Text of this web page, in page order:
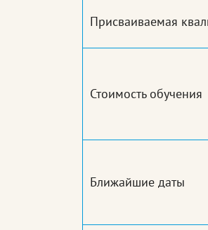
Присваиваемая
Стоимость обучения
Ближайшие даты